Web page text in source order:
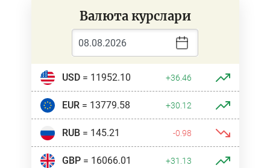
Валюта курслари
USD= 11952.10 +36.46
EUR= 13779.58 +30.12
RUB= 145.21 -0.98
GBP= 16066.01 +31.13